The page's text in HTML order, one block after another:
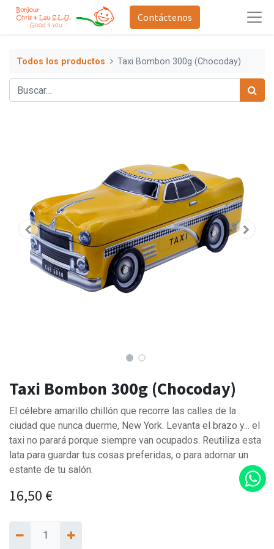
Contáctenos
Todos los productos Taxi Bombon 300g (Chocoday)
Taxi Bombon 300g (Chocoday)
El célebre amarillo chillón que recorre las calles de la
ciudad que nunca duerme, New York. Levanta el brazo y... el
taxi no parará porque siempre van ocupados. Reutiliza esta
lata para guardar tus cosas preferidas, o para adornar un
estante de tu salón.
16,50 €